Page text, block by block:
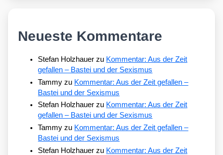
Neueste Kommentare
Stefan Holzhauer zu Kommentar: Aus der Zeit
gefallen – Bastei und der Sexismus
Tammy zu Kommentar: Aus der Zeit gefallen –
Bastei und der Sexismus
Stefan Holzhauer zu Kommentar: Aus der Zeit
gefallen – Bastei und der Sexismus
Tammy zu Kommentar: Aus der Zeit gefallen –
Bastei und der Sexismus
Stefan Holzhauer zu Kommentar: Aus der Zeit